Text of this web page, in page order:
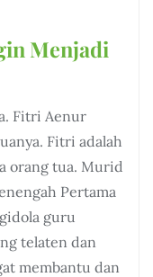
Menjadi
Fitri Aenur
Fitri adalah
orang tua. Murid
Pertama
guru
telaten dan
membantu dan